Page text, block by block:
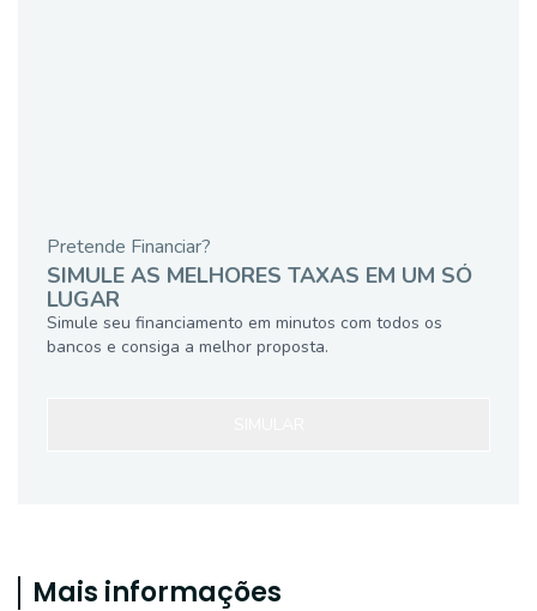
Pretende Financiar?
SIMULE AS MELHORES TAXAS EM UM SÓ
LUGAR
Simule seu financiamento em minutos com todos os
bancos e consiga a melhor proposta.
Mais informações